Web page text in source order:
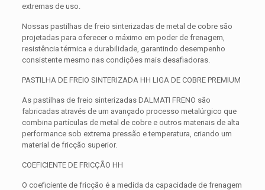
extremas de uso.
Nossas pastilhas de freio sinterizadas de metal de cobre são
projetadas para oferecer o máximo em poder de frenagem,
resistência térmica e durabilidade, garantindo desempenho
consistente mesmo nas condições mais desafiadoras.
PASTILHA DE FREIO SINTERIZADA HH LIGA DE COBRE PREMIUM
As pastilhas de freio sinterizadas DALMATI FRENO são
fabricadas através de um avançado processo metalúrgico que
combina partículas de metal de cobre e outros materiais de alta
performance sob extrema pressão e temperatura, criando um
material de fricção superior.
COEFICIENTE DE FRICÇÃO HH
O coeficiente de fricção é a medida da capacidade de frenagem